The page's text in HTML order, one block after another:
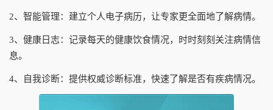
2、智能管理：建立个人电子病历，让专家更全面地了解病情。
3、健康日志：记录每天的健康饮食情况，时时刻刻关注病情信
息。
4、自我诊断：提供权威诊断标准，快速了解是否有疾病情况。